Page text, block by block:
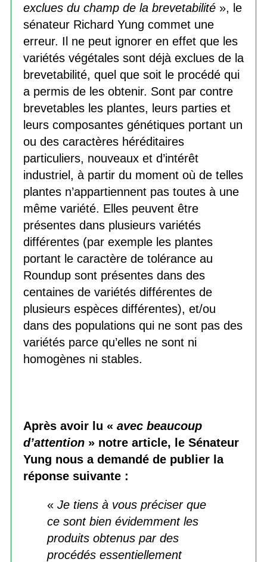
exclues du champ de la brevetabilité», le
sénateur Richard Yung commet une
erreur. Il ne peut ignorer en effet que les
variétés végétales sont déjà exclues de la
brevetabilité, quel que soit le procédé qui
a permis de les obtenir. Sont par contre
brevetables les plantes, leurs parties et
leurs composantes génétiques portant un
ou des caractères héréditaires
particuliers, nouveaux et d’intérêt
industriel, à partir du moment où de telles
plantes n’appartiennent pas toutes à une
même variété. Elles peuvent être
présentes dans plusieurs variétés
différentes (par exemple les plantes
portant le caractère de tolérance au
Roundup sont présentes dans des
centaines de variétés différentes de
plusieurs espèces différentes), et/ou
dans des populations qui ne sont pas des
variétés parce qu’elles ne sont ni
homogènes ni stables.
Après avoir lu « avec beaucoup
d’attention» notre article, le Sénateur
Yung nous a demandé de publier la
réponse suivante :
« Je tiens à vous préciser que
ce sont bien évidemment les
produits obtenus par des
procédés essentiellement